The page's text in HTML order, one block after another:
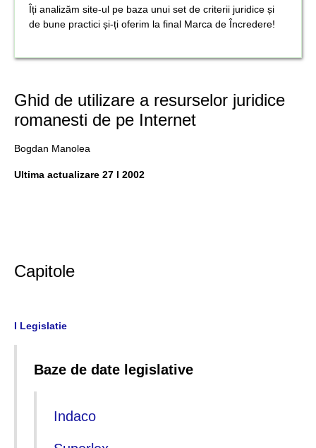
Îți analizăm site-ul pe baza unui set de criterii juridice și
de bune practici și-ți oferim la final Marca de Încredere!
Ghid de utilizare a resurselor juridice
romanesti de pe Internet
Bogdan Manolea
Ultima actualizare 27 I 2002
Capitole
I Legislatie
Baze de date legislative
Indaco